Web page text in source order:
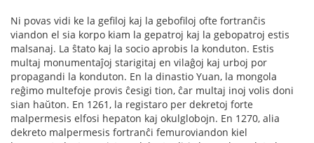
Ni povas vidi ke la gefiloj kaj la gebofiloj ofte fortranĉis
viandon el sia korpo kiam la gepatroj kaj la gebopatroj estis
malsanaj. La ŝtato kaj la socio aprobis la konduton. Estis
multaj monumentaĵoj starigitaj en vilaĝoj kaj urboj por
propagandi la konduton. En la dinastio Yuan, la mongola
reĝimo multefoje provis ĉesigi tion, ĉar multaj inoj volis doni
sian haŭton. En 1261, la registaro per dekretoj forte
malpermesis elfosi hepaton kaj okulglobojn. En 1270, alia
dekreto malpermesis fortranĉi femuroviandon kiel